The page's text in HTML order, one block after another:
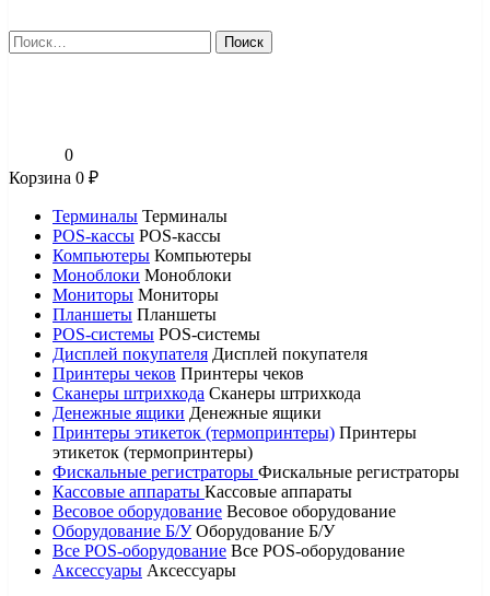
Найти:
0
Корзина 0 ₽
Терминалы Терминалы
POS-кассы POS-кассы
Компьютеры Компьютеры
Моноблоки Моноблоки
Мониторы Мониторы
Планшеты Планшеты
POS-системы POS-системы
Дисплей покупателя Дисплей покупателя
Принтеры чеков Принтеры чеков
Сканеры штрихкода Сканеры штрихкода
Денежные ящики Денежные ящики
Принтеры этикеток (термопринтеры) Принтеры
этикеток (термопринтеры)
Фискальные регистраторы Фискальные регистраторы
Кассовые аппараты Кассовые аппараты
Весовое оборудование Весовое оборудование
Оборудование Б/У Оборудование Б/У
Все POS-оборудование Все POS-оборудование
Аксессуары Аксессуары